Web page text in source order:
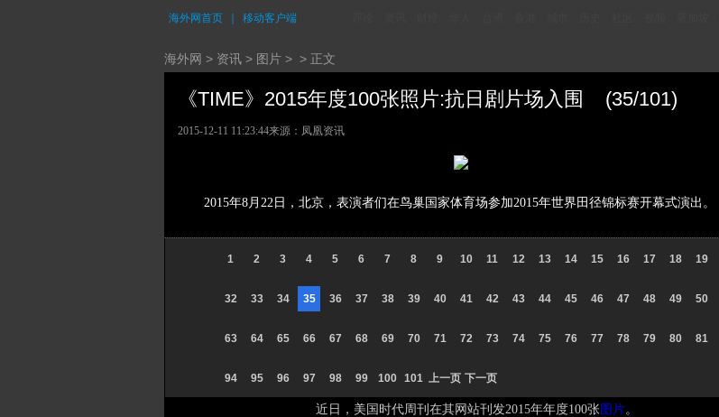
海外网首页 移动客户端
海外网 > 资讯 > 图片 > > 正文
《TIME》2015年度100张照片:抗日剧片场入围 (35/101)
2015-12-11 11:23:44来源：凤凰资讯
2015年8月22日，北京，表演者们在鸟巢国家体育场参加2015年世界田径锦标赛开幕式演出。
1 2 3 4 5 6 7 8 9 10 11 12 13 14 15 16 17 18 19
32 33 34 35 36 37 38 39 40 41 42 43 44 45 46 47 48 49 50
63 64 65 66 67 68 69 70 71 72 73 74 75 76 77 78 79 80 81
94 95 96 97 98 99 100 101 上一页 下一页
近日，美国时代周刊在其网站刊发2015年年度100张图片。